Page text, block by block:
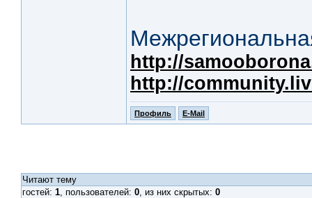
http://
http://
Профиль E-Mail
Читают тему
гостей: 1, пользователей: 0, из них скрытых: 0